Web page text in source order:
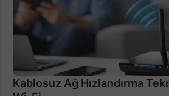
Kablosuz Ağ Hızlandırma